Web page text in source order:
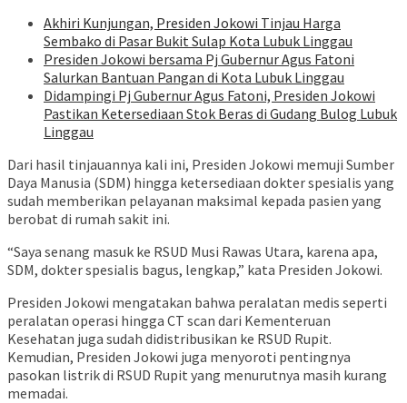
Akhiri Kunjungan, Presiden Jokowi Tinjau Harga
Sembako di Pasar Bukit Sulap Kota Lubuk Linggau
Presiden Jokowi bersama Pj Gubernur Agus Fatoni
Salurkan Bantuan Pangan di Kota Lubuk Linggau
Didampingi Pj Gubernur Agus Fatoni, Presiden Jokowi
Pastikan Ketersediaan Stok Beras di Gudang Bulog Lubuk
Linggau
Dari hasil tinjauannya kali ini, Presiden Jokowi memuji Sumber
Daya Manusia (SDM) hingga ketersediaan dokter spesialis yang
sudah memberikan pelayanan maksimal kepada pasien yang
berobat di rumah sakit ini.
“Saya senang masuk ke RSUD Musi Rawas Utara, karena apa,
SDM, dokter spesialis bagus, lengkap,” kata Presiden Jokowi.
Presiden Jokowi mengatakan bahwa peralatan medis seperti
peralatan operasi hingga CT scan dari Kementeruan
Kesehatan juga sudah didistribusikan ke RSUD Rupit.
Kemudian, Presiden Jokowi juga menyoroti pentingnya
pasokan listrik di RSUD Rupit yang menurutnya masih kurang
memadai.